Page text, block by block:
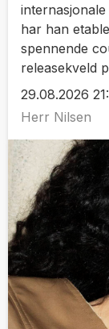
har han
spennende
releasekveld
29.08.2026
Herr Nilsen